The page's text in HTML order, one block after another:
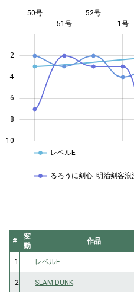
2
4
6
8
10
50号
51号
52号
1号
レベルE
るろうに剣心 -明治剣客浪
#
変
動
作品
1 - レベルE
2
- SLAM DUNK